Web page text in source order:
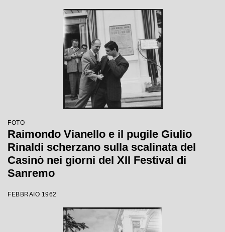
FOTO
Raimondo Vianello e il pugile Giulio
Rinaldi scherzano sulla scalinata del
Casinò nei giorni del XII Festival di
Sanremo
FEBBRAIO 1962